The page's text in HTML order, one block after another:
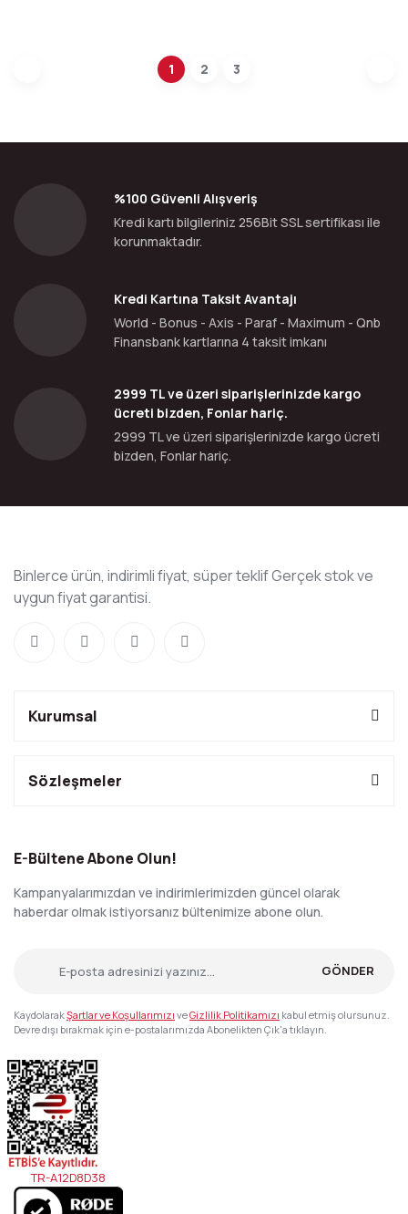
1 2 3
%100 Güvenli Alışveriş
Kredi kartı bilgileriniz 256Bit SSL sertifikası ile
korunmaktadır.
Kredi Kartına Taksit Avantajı
World - Bonus - Axis - Paraf - Maximum - Qnb
Finansbank kartlarına 4 taksit imkanı
2999 TL ve üzeri siparişlerinizde kargo
ücreti bizden, Fonlar hariç.
2999 TL ve üzeri siparişlerinizde kargo ücreti
bizden, Fonlar hariç.
Binlerce ürün, indirimli fiyat, süper teklif Gerçek stok ve
uygun fiyat garantisi.
Kurumsal
Sözleşmeler
E-Bültene Abone Olun!
Kampanyalarımızdan ve indirimlerimizden güncel olarak
haberdar olmak istiyorsanız bültenimize abone olun.
GÖNDER
KaydolarakŞartlar ve Koşullarımızı veGizlilik Politikamızı kabul etmiş olursunuz.
Devre dışı bırakmak için e-postalarımızda Abonelikten Çık'a tıklayın.
TR-A12D8D38